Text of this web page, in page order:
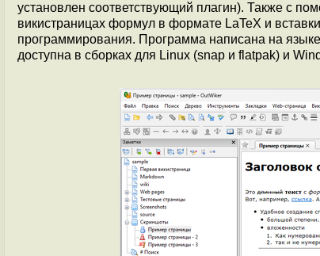
установлен соответствующий плагин). Также с
викистраницах формул в формате LaTeX и
программирования. Программа написана на
доступна в сборках для Linux (snap и flatpak) и